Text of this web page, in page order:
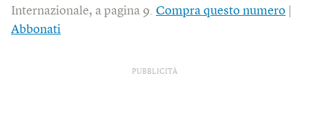
Internazionale, a pagina 9. Compra questo numero
Abbonati
PUBBLICITÀ